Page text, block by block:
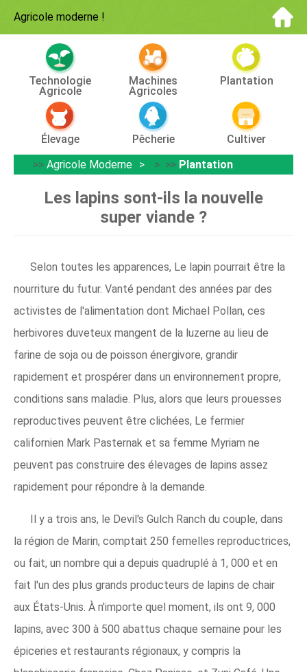
Agricole moderne !
Technologie
Agricole
Machines
Agricoles
Plantation
Élevage Pêcherie
Cultiver
>> Agricole Moderne > >> Plantation
Les lapins sont-ils la nouvelle
super viande ?
Selon toutes les apparences, Le lapin pourrait être la
nourriture du futur. Vanté pendant des années par des
activistes de l'alimentation dont Michael Pollan, ces
herbivores duveteux mangent de la luzerne au lieu de
farine de soja ou de poisson énergivore, grandir
rapidement et prospérer dans un environnement propre,
conditions sans maladie. Plus, alors que leurs prouesses
reproductives peuvent être clichées, Le fermier
californien Mark Pasternak et sa femme Myriam ne
peuvent pas construire des élevages de lapins assez
rapidement pour répondre à la demande.
Il y a trois ans, le Devil's Gulch Ranch du couple, dans
la région de Marin, comptait 250 femelles reproductrices,
ou fait, un nombre qui a depuis quadruplé à 1, 000 et en
fait l'un des plus grands producteurs de lapins de chair
aux États-Unis. À n'importe quel moment, ils ont 9, 000
lapins, avec 300 à 500 abattus chaque semaine pour les
épiceries et restaurants régionaux, y compris la